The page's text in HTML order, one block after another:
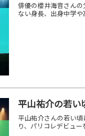
俳優の櫻井海音さん
ない身長、出身中学
平山祐介の若い
平山祐介さんの若い
り、パリコレデビュ